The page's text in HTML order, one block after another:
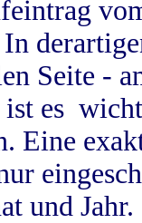
Seite -
es
Eine
und Jahr.